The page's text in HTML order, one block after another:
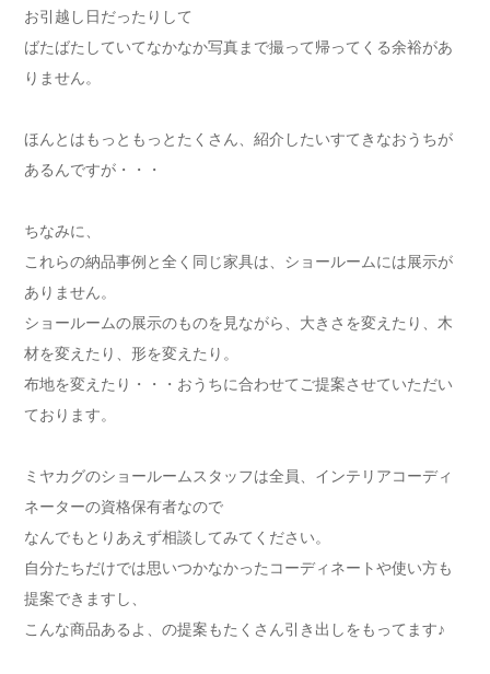
お引越し日だったりして
ばたばたしていてなかなか写真まで撮って帰ってくる余裕があ
りません。
ほんとはもっともっとたくさん、紹介したいすてきなおうちが
あるんですが・・・
ちなみに、
これらの納品事例と全く同じ家具は、ショールームには展示が
ありません。
ショールームの展示のものを見ながら、大きさを変えたり、木
材を変えたり、形を変えたり。
布地を変えたり・・・おうちに合わせてご提案させていただい
ております。
ミヤカグのショールームスタッフは全員、インテリアコーディ
ネーターの資格保有者なので
なんでもとりあえず相談してみてください。
自分たちだけでは思いつかなかったコーディネートや使い方も
提案できますし、
こんな商品あるよ、の提案もたくさん引き出しをもってます♪